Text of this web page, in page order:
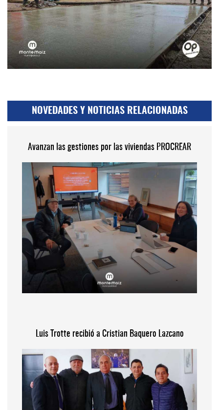
NOVEDADES Y NOTICIAS RELACIONADAS
Avanzan las gestiones por las viviendas PROCREAR
Luis Trotte recibió a Cristian Baquero Lazcano